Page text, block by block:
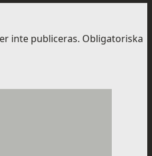
inte publiceras. Obligatoriska